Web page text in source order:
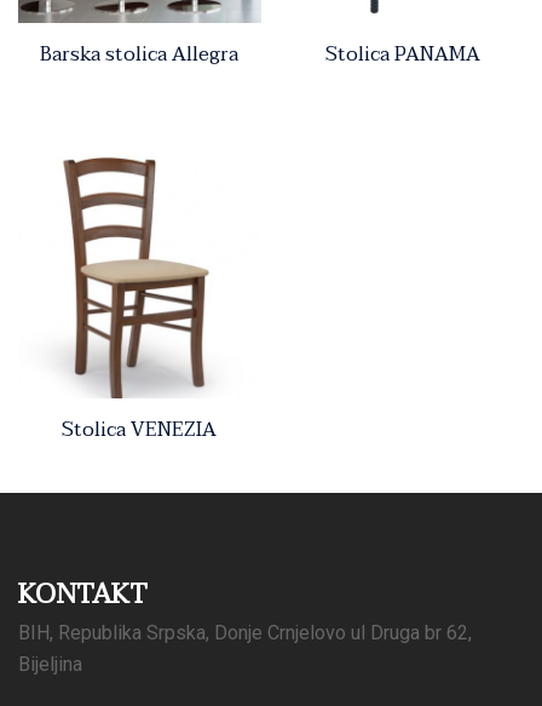
Barska stolica Allegra Stolica PANAMA
Stolica VENEZIA
KONTAKT
BIH, Republika Srpska, Donje Crnjelovo ul Druga br 62,
Bijeljina